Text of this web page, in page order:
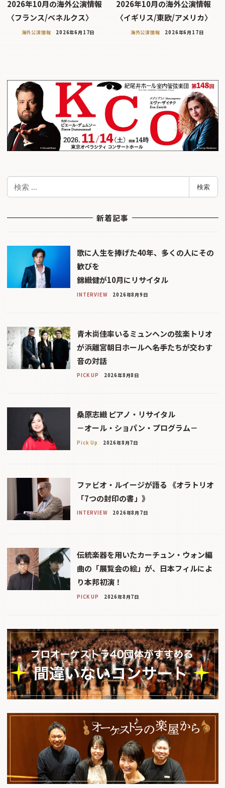
2026年10月の海外公演情報
〈フランス/ベネルクス〉
海外公演情報 2026年6月17日
2026年10月の海外公演情報
〈イギリス/東欧/アメリカ〉
海外公演情報 2026年6月17日
検
索
検索
新着記事
歌に人生を捧げた40年、多くの人にその
歓びを
錦織健が10月にリサイタル
INTERVIEW 2026年8月9日
青木尚佳率いるミュンヘンの弦楽トリオ
が浜離宮朝日ホールへ――名手たちが交わす
音の対話
PICK UP 2026年8月8日
桑原志織 ピアノ・リサイタル
－オール・ショパン・プログラム－
Pick Up 2026年8月7日
ファビオ・ルイージが語る 《オラトリオ
「7つの封印の書」》
INTERVIEW 2026年8月7日
伝統楽器を用いたカーチュン・ウォン編
曲の「展覧会の絵」が、日本フィルによ
り本邦初演！
PICK UP 2026年8月7日